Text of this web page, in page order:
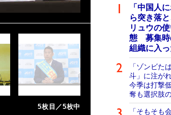
5枚目／5枚中
「中国人
ら突き落
リュウの
態 募集時
組織に入
「ゾンビた
斗」に注が
今季は打撃
奪も選択肢
「そもそ